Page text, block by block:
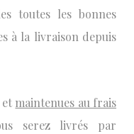
toutes les bonnes
à la livraison depuis
maintenues au frais
serez livrés par